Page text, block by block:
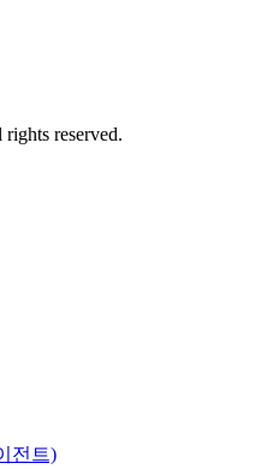
reserved.
전트)